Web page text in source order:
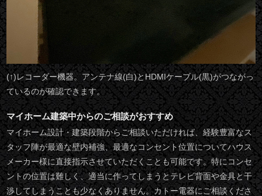
(↑)レコーダー機器。アンテナ線(白)とHDMIケーブル(黒)がつながっ
ているのが確認できます。
マイホーム建築中からのご相談がおすすめ
マイホーム設計・建築段階からご相談いただければ、経験豊富なス
タッフ陣が最適な壁内補強、最適なコンセント位置についてハウス
メーカー様に直接指示させていただくことも可能です。特にコンセ
ントの位置は難しく、適当に作ってしまうとテレビ背面や金具と干
渉してしまうことも少なくありません。カトー電器にご相談くださ